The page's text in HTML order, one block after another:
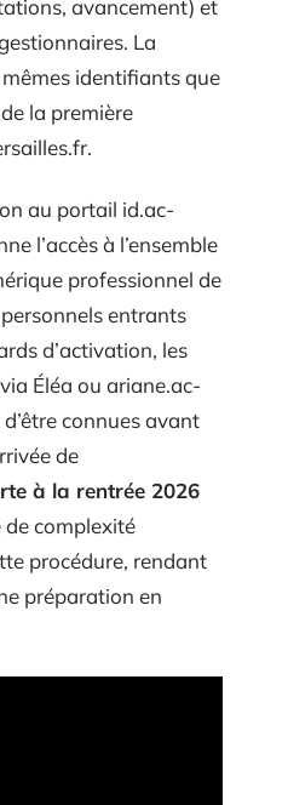
avancement) et
La
identifiants que
la première
au portail id.ac-
l’accès à l’ensemble
professionnel de
entrants
d’activation, les
Éléa ou ariane.ac-
connues avant
de
à la rentrée 2026
complexité
procédure, rendant
préparation en